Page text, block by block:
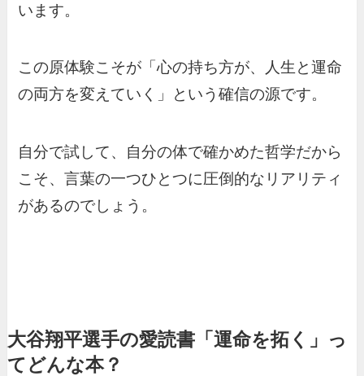
います。
この原体験こそが「心の持ち方が、人生と運命
の両方を変えていく」という確信の源です。
自分で試して、自分の体で確かめた哲学だから
こそ、言葉の一つひとつに圧倒的なリアリティ
があるのでしょう。
大谷翔平選手の愛読書「運命を拓く」っ
てどんな本？